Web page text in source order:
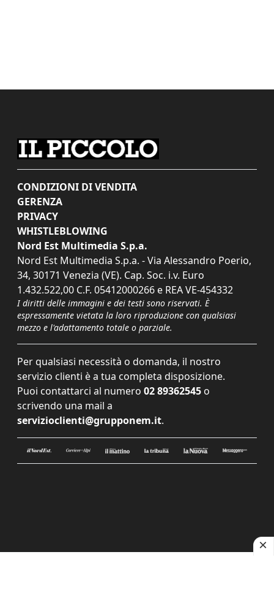
CONDIZIONI DI VENDITA
GERENZA
PRIVACY
WHISTLEBLOWING
Nord Est Multimedia S.p.a.
Nord Est Multimedia S.p.a. - Via Alessandro Poerio,
34, 30171 Venezia (VE). Cap. Soc. i.v. Euro
1.432.522,00 C.F. 05412000266 e REA VE-454332
I diritti delle immagini e dei testi sono riservati. È
espressamente vietata la loro riproduzione con qualsiasi
mezzo e l'adattamento totale o parziale.
Per qualsiasi necessità o domanda, il nostro
servizio clienti è a tua completa disposizione.
Puoi contattarci al numero 02 89362545 o
scrivendo una mail a
servizioclienti@grupponem.it.